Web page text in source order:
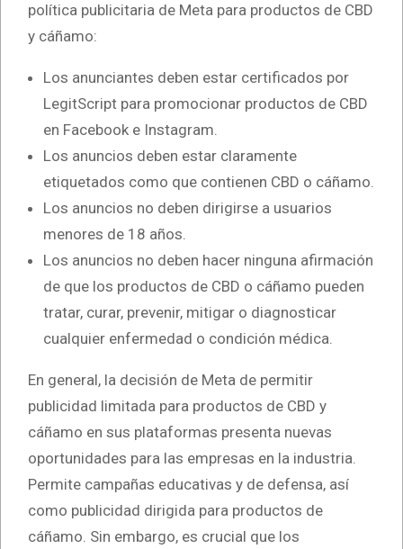
política publicitaria de Meta para productos de CBD
y cáñamo:
Los anunciantes deben estar certificados por
LegitScript para promocionar productos de CBD
en Facebook e Instagram.
Los anuncios deben estar claramente
etiquetados como que contienen CBD o cáñamo.
Los anuncios no deben dirigirse a usuarios
menores de 18 años.
Los anuncios no deben hacer ninguna afirmación
de que los productos de CBD o cáñamo pueden
tratar, curar, prevenir, mitigar o diagnosticar
cualquier enfermedad o condición médica.
En general, la decisión de Meta de permitir
publicidad limitada para productos de CBD y
cáñamo en sus plataformas presenta nuevas
oportunidades para las empresas en la industria.
Permite campañas educativas y de defensa, así
como publicidad dirigida para productos de
cáñamo. Sin embargo, es crucial que los